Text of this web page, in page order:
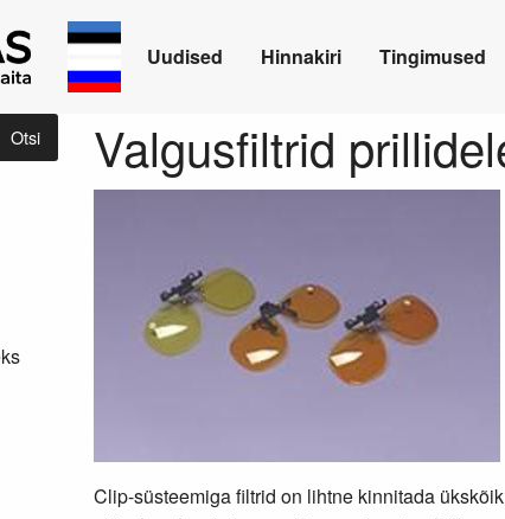
Uudised Hinnakiri Tingimused
Valgusfiltrid
Clip-süsteemiga filtrid on lihtne kinnitada
Otsi